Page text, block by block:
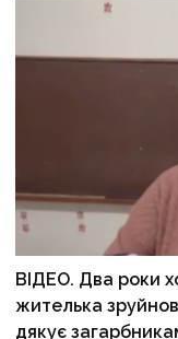
ВІДЕО. Два роки
жителька
дякує